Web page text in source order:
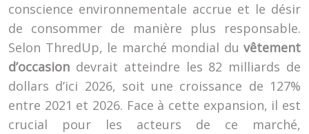
conscience environnementale accrue et le désir
de consommer de manière plus responsable.
Selon ThredUp, le marché mondial du vêtement
d’occasion devrait atteindre les 82 milliards de
dollars d’ici 2026, soit une croissance de 127%
entre 2021 et 2026. Face à cette expansion, il est
crucial pour les acteurs de ce marché,